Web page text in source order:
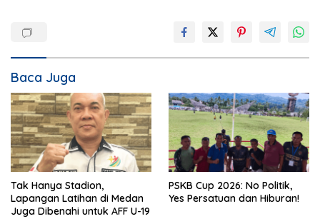
Baca Juga
Tak Hanya Stadion,
Lapangan Latihan di Medan
Juga Dibenahi untuk AFF U-19
PSKB Cup 2026: No Politik,
Yes Persatuan dan Hiburan!